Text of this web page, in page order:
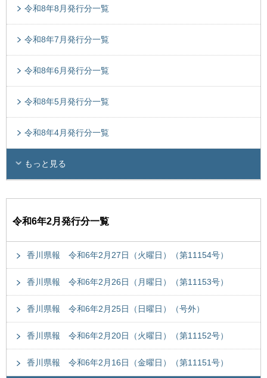
令和8年8月発行分一覧
令和8年7月発行分一覧
令和8年6月発行分一覧
令和8年5月発行分一覧
令和8年4月発行分一覧
もっと見る
令和6年2月発行分一覧
香川県報 令和6年2月27日（火曜日）（第11154号）
香川県報 令和6年2月26日（月曜日）（第11153号）
香川県報 令和6年2月25日（日曜日）（号外）
香川県報 令和6年2月20日（火曜日）（第11152号）
香川県報 令和6年2月16日（金曜日）（第11151号）